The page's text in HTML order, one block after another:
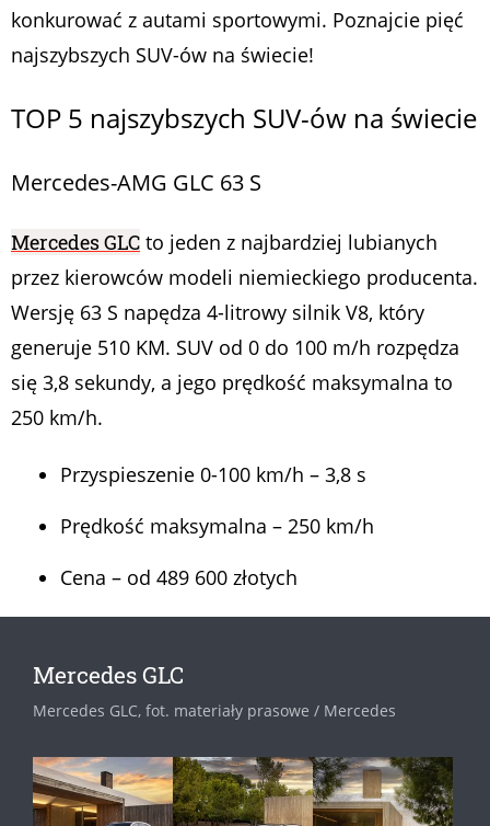
konkurować z autami sportowymi. Poznajcie pięć
najszybszych SUV-ów na świecie!
TOP 5 najszybszych SUV-ów na świecie
Mercedes-AMG GLC 63 S
Mercedes GLC to jeden z najbardziej lubianych
przez kierowców modeli niemieckiego producenta.
Wersję 63 S napędza 4-litrowy silnik V8, który
generuje 510 KM. SUV od 0 do 100 m/h rozpędza
się 3,8 sekundy, a jego prędkość maksymalna to
250 km/h.
Przyspieszenie 0-100 km/h – 3,8 s
Prędkość maksymalna – 250 km/h
Cena – od 489 600 złotych
Mercedes GLC
Mercedes GLC, fot. materiały prasowe / Mercedes